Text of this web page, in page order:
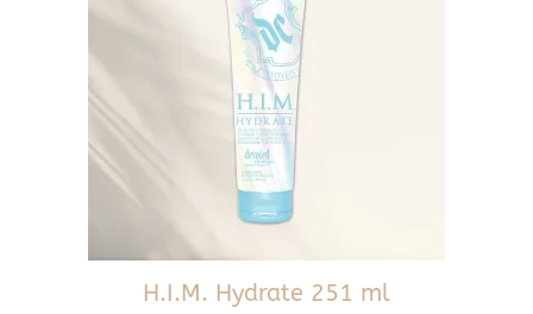
H.I.M. Hydrate 251 ml